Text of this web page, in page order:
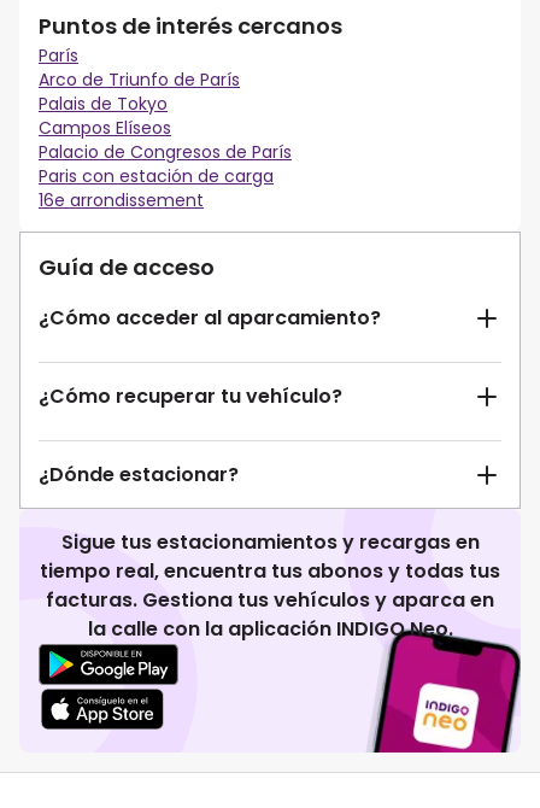
Puntos de interés cercanos
París
Arco de Triunfo de París
Palais de Tokyo
Campos Elíseos
Palacio de Congresos de París
Paris con estación de carga
16e arrondissement
Guía de acceso
¿Cómo acceder al aparcamiento?
¿Cómo recuperar tu vehículo?
¿Dónde estacionar?
Sigue tus estacionamientos y recargas en
tiempo real, encuentra tus abonos y todas tus
facturas. Gestiona tus vehículos y aparca en
la calle con la aplicación INDIGO Neo.